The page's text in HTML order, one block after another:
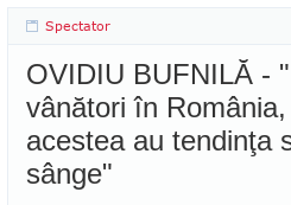
Spectator
OVIDIU BUFNILĂ -
vânători în
acestea au tendinţa
sânge"